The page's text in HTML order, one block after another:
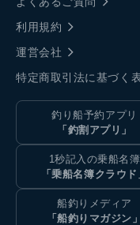
利用規約
運営会社
特定商取引法に基づく
釣り船予約アプリ
「釣割アプリ」
1秒記入の乗船名簿
「乗船名簿クラウド
船釣りメディア
「船釣りマガジン」